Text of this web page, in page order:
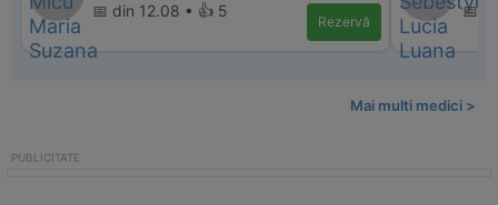
📅 din 12.08 • 👍 5
Rezervă
📅
Mai multi medici >